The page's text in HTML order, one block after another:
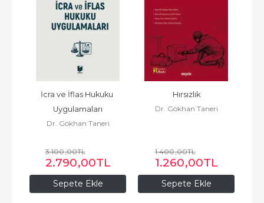
Sepete Ekle
İcra ve İflas Hukuku
Uygulamaları
Dr. Gökhan Taneri
3.100,00TL
2.790,00TL
Sepete Ekle
Hırsızlık
Dr. Gökhan Taneri
1.400,00TL
1.260,00TL